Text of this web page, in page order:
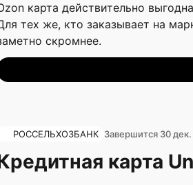
карта действительно
тех же, кто заказывает на
скромнее.
РОССЕЛЬХОЗБАНК Завершится 30
карта